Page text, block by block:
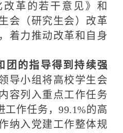
改革的若干意见》和
会（研究生会）改革
着力推动改革和自身
的指导得到持续强
导小组将高校学生会
容列入重点工作任务
工作任务，99.1%的高
纳入党建工作整体规